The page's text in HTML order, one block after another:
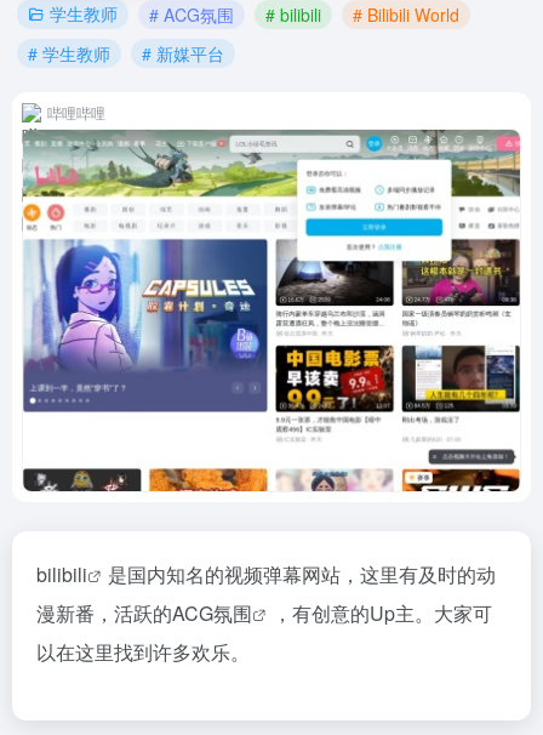
学生教师 # ACG氛围 # bilibili
# Bilibili World
# 学生教师
# 新媒平台
哔哩哔哩
bilibili
是国内知名的视频弹幕网站，这里有及时的动
漫新番，活跃的ACG氛围
，有创意的Up主。大家可
以在这里找到许多欢乐。